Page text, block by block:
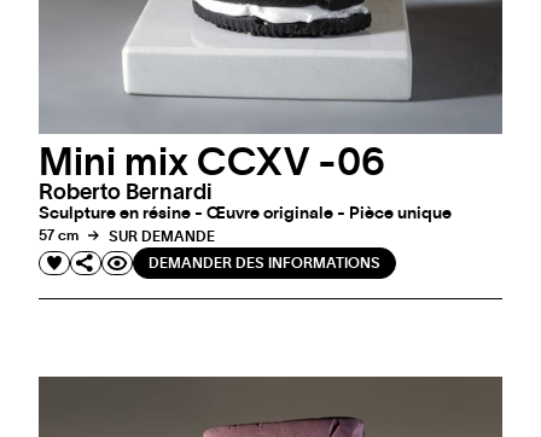
Mini mix CCXV -06
Roberto Bernardi
Sculpture en résine - Œuvre originale - Pièce unique
57 cm
SUR DEMANDE
DEMANDER DES INFORMATIONS